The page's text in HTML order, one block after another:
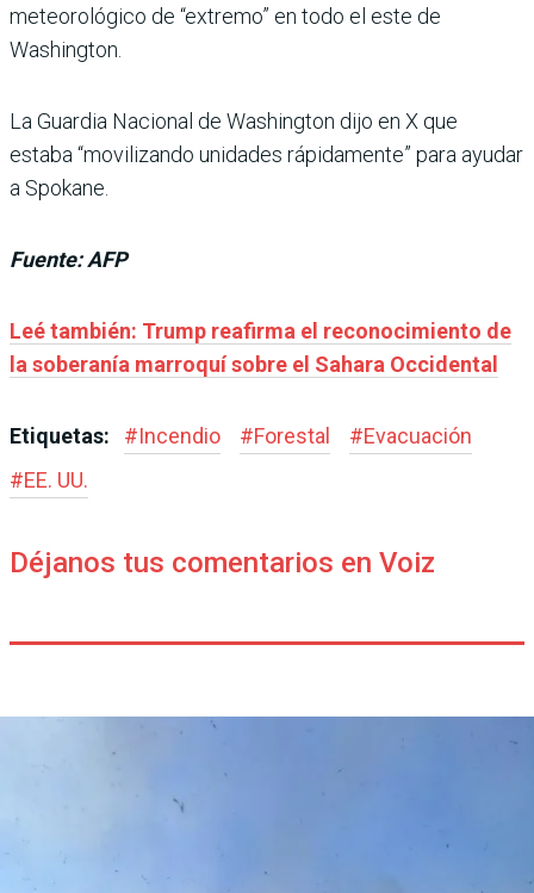
meteorológico de “extremo” en todo el este de
Washington.
La Guardia Nacional de Washington dijo en X que
estaba “movilizando unidades rápidamente” para ayudar
a Spokane.
Fuente: AFP
Leé también: Trump reafirma el reconocimiento de
la soberanía marroquí sobre el Sahara Occidental
Etiquetas: #Incendio #Forestal #Evacuación
#EE. UU.
Déjanos tus comentarios en Voiz